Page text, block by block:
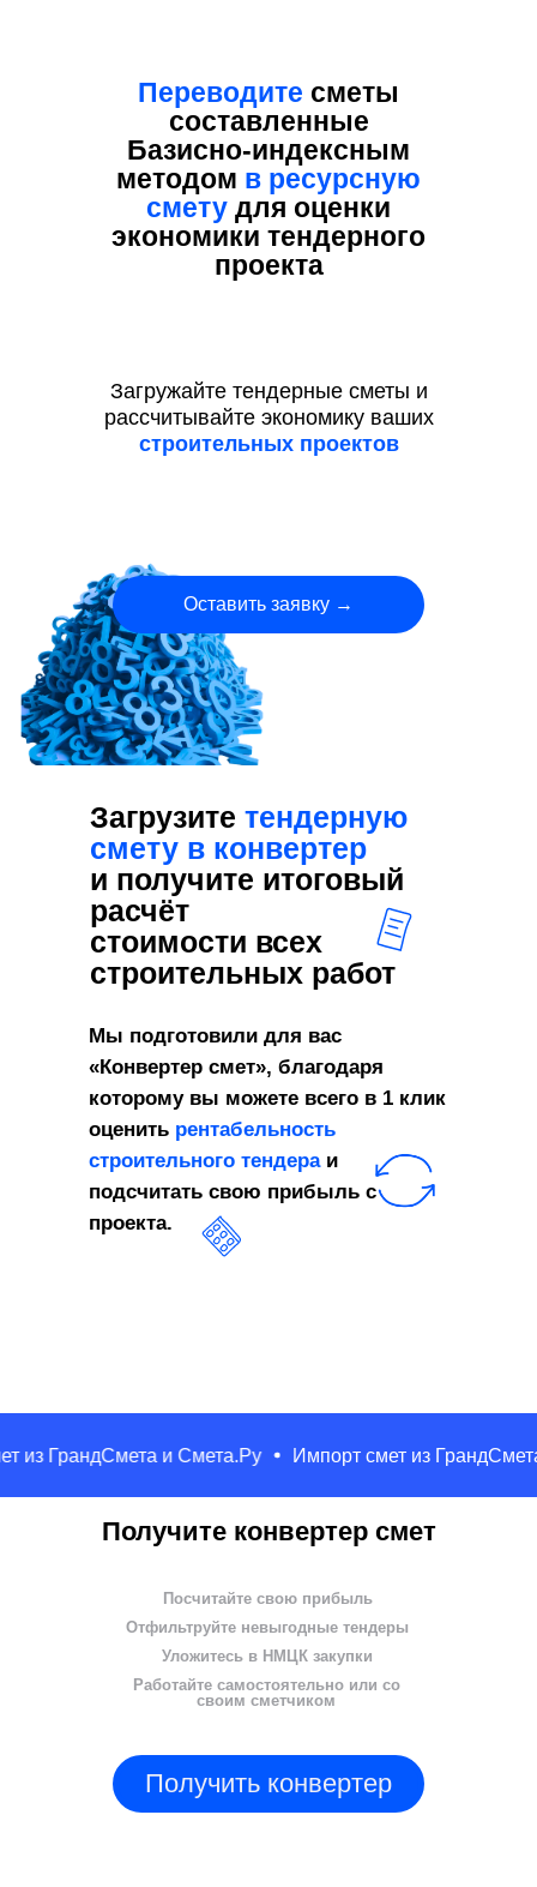
Переводите сметы
составленные
Базисно-индексным
методом в ресурсную
смету для оценки
экономики тендерного
проекта
Оставить заявку →
Загружайте тендерные сметы и
рассчитывайте экономику ваших
строительных проектов
Загрузите тендерную
смету в конвертер
и получите итоговый
расчёт
стоимости всех
строительных работ
Мы подготовили для вас
«Конвертер смет», благодаря
которому вы можете всего в 1 клик
оценить рентабельность
строительного тендера и
подсчитать свою прибыль с
проекта.
ГрандСмета и Смета.Ру Импорт смет из ГрандСмета
Получить конвертер
Получите конвертер смет
Отфильтруйте невыгодные тендеры
Уложитесь в НМЦК закупки
Посчитайте свою прибыль
Работайте самостоятельно или со
своим сметчиком